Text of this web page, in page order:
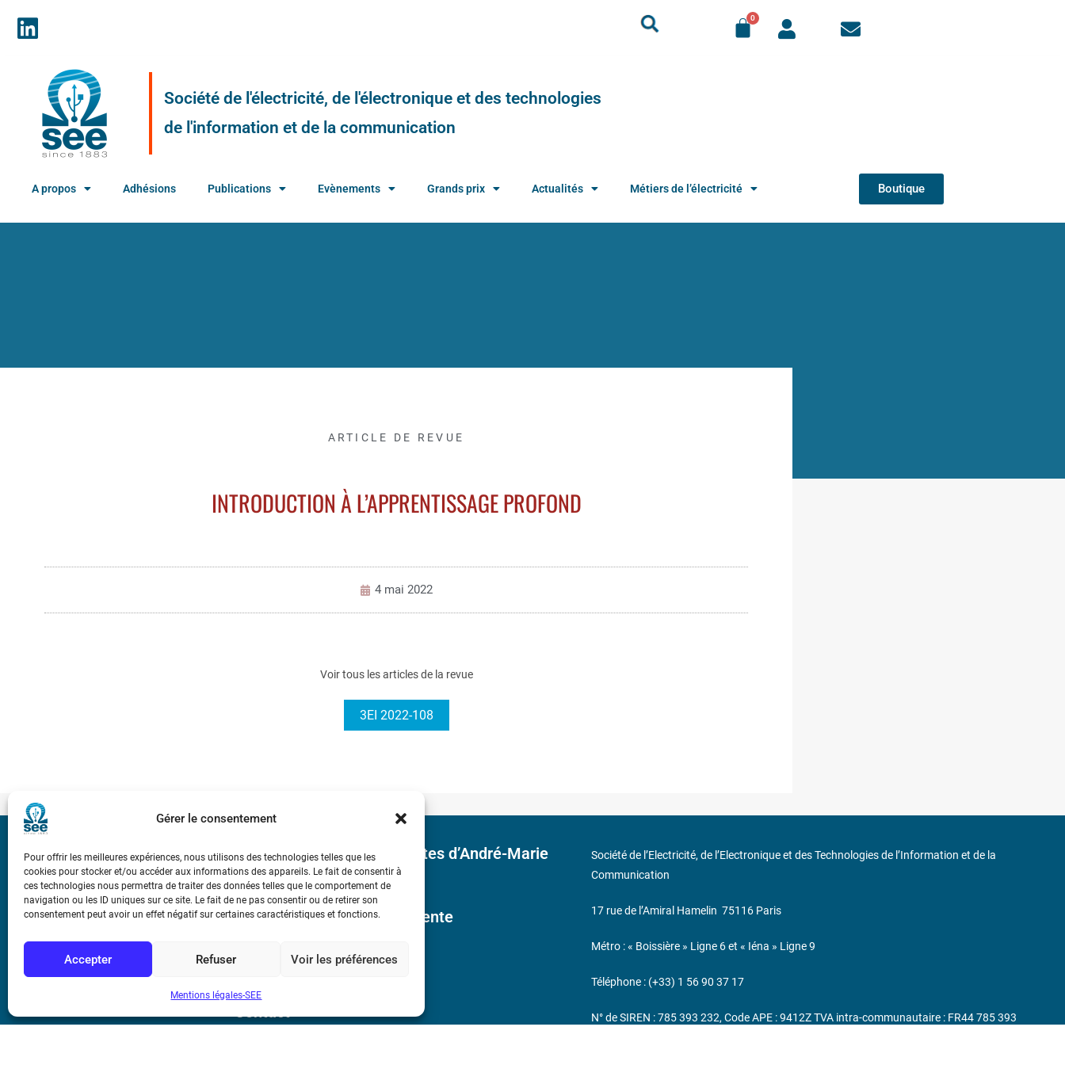
Gérer le consentement
Pour offrir les meilleures expériences, nous utilisons des technologies telles que les
cookies pour stocker et/ou accéder aux informations des appareils. Le fait de consentir à
ces technologies nous permettra de traiter des données telles que le comportement de
navigation ou les ID uniques sur ce site. Le fait de ne pas consentir ou de retirer son
consentement peut avoir un effet négatif sur certaines caractéristiques et fonctions.
Accepter Refuser Voir les préférences
Mentions légales-SEE
Société de l'électricité, de l'électronique et des technologies
de l'information et de la communication
A propos Adhésions Publications Evènements Grands prix Actualités Métiers de l’électricité Boutique
ARTICLE DE REVUE
INTRODUCTION À L’APPRENTISSAGE PROFOND
4 mai 2022
Voir tous les articles de la revue
3EI 2022-108
Bicentenaire des découvertes d’André-Marie
Ampère
Conditions Générales de Vente
Mentions légales
Contact
Société de l’Electricité, de l’Electronique et des Technologies de l’Information et de la
Communication
17 rue de l’Amiral Hamelin 75116 Paris
Métro : « Boissière » Ligne 6 et « Iéna » Ligne 9
Téléphone : (+33) 1 56 90 37 17
N° de SIREN : 785 393 232, Code APE : 9412Z TVA intra-communautaire : FR44 785 393